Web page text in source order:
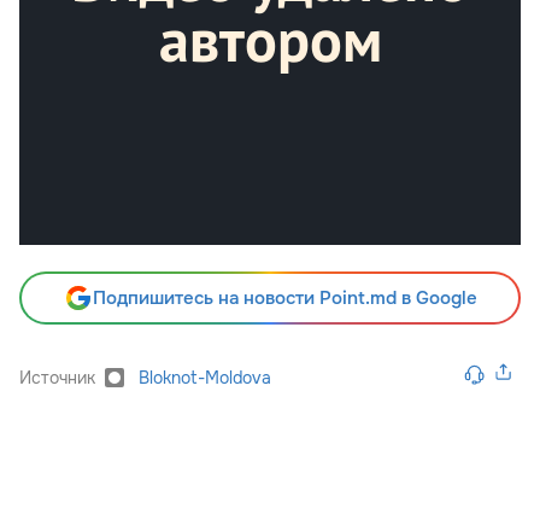
Подпишитесь на новости Point.md в Google
Источник Bloknot-Moldova